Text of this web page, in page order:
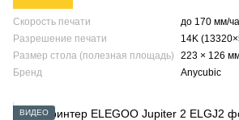
Скорость печати
до 170 мм/
Разрешение печати
14K
Размер стола (полезная площадь)
223 × 126
Бренд
Anycubic
ВИДЕО